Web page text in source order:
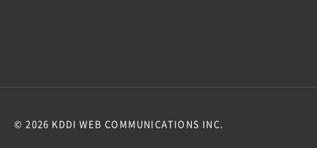
© 2026 KDDI WEB COMMUNICATIONS INC.